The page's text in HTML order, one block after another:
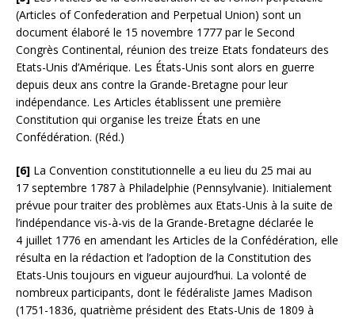
(Articles of Confederation and Perpetual Union) sont un
document élaboré le 15 novembre 1777 par le Second
Congrès Continental, réunion des treize Etats fondateurs des
Etats-Unis d’Amérique. Les États-Unis sont alors en guerre
depuis deux ans contre la Grande-Bretagne pour leur
indépendance. Les Articles établissent une première
Constitution qui organise les treize États en une
Confédération. (Réd.)
[6] La Convention constitutionnelle a eu lieu du 25 mai au
17 septembre 1787 à Philadelphie (Pennsylvanie). Initialement
prévue pour traiter des problèmes aux Etats-Unis à la suite de
l’indépendance vis-à-vis de la Grande-Bretagne déclarée le
4 juillet 1776 en amendant les Articles de la Confédération, elle
résulta en la rédaction et l’adoption de la Constitution des
Etats-Unis toujours en vigueur aujourd’hui. La volonté de
nombreux participants, dont le fédéraliste James Madison
(1751-1836, quatrième président des Etats-Unis de 1809 à